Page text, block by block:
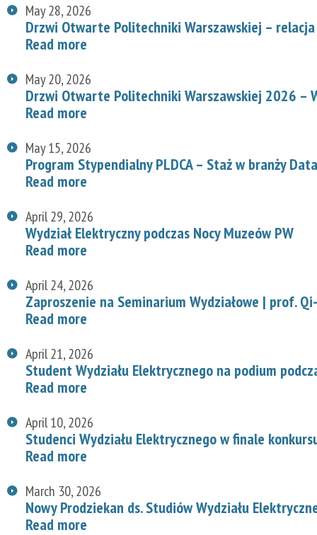
May 28, 2026
Drzwi Otwarte Politechniki Warszawskiej – relacja
Read more
May 20, 2026
Drzwi Otwarte Politechniki Warszawskiej 2026 –
Read more
May 15, 2026
Program Stypendialny PLDCA – Staż w branży
Read more
April 29, 2026
Wydział Elektryczny podczas Nocy Muzeów PW
Read more
April 24, 2026
Zaproszenie na Seminarium Wydziałowe | prof.
Read more
April 21, 2026
Student Wydziału Elektrycznego na podium
Read more
April 10, 2026
Studenci Wydziału Elektrycznego w finale
Read more
March 30, 2026
Nowy Prodziekan ds. Studiów Wydziału
Read more